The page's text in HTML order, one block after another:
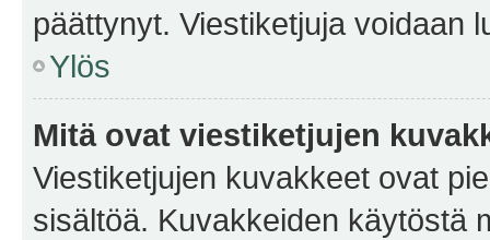
päättynyt. Viestiketjuja voidaan
Ylös
Mitä ovat viestiketjujen
Viestiketjujen kuvakkeet ovat
sisältöä. Kuvakkeiden käytöstä